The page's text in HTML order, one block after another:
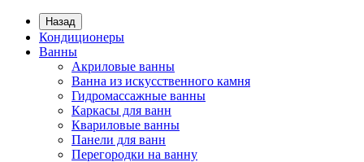
Назад
Кондиционеры
Ванны
Акриловые ванны
Ванна из искусственного камня
Гидромассажные ванны
Каркасы для ванн
Квариловые ванны
Панели для ванн
Перегородки на ванну